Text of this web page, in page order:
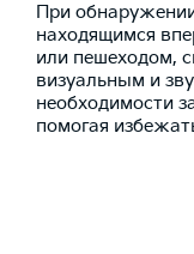
При
находящимся
или пешеходом,
визуальным и
необходимости
помогая